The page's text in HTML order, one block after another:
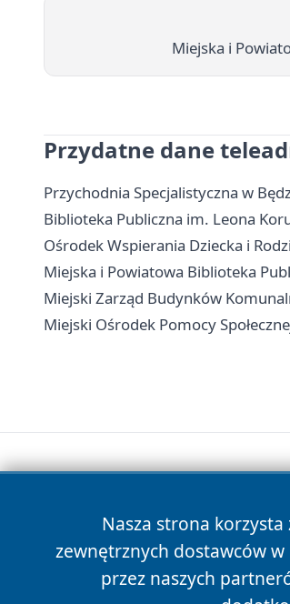
Miejska i
Przydatne dane
Przychodnia Specjalistyczna w
Biblioteka Publiczna im. Leona
Ośrodek Wspierania Dziecka i
Miejska i Powiatowa Biblioteka
Miejski Zarząd Budynków
Miejski Ośrodek Pomocy
Nasza strona
zewnętrznych dostawców
przez naszych